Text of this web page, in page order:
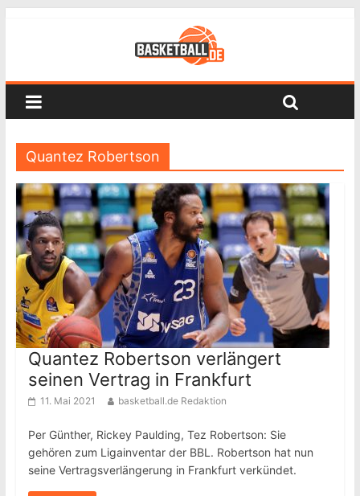
Quantez Robertson
Quantez Robertson verlängert
seinen Vertrag in Frankfurt
11. Mai 2021 basketball.de Redaktion
Per Günther, Rickey Paulding, Tez Robertson: Sie
gehören zum Ligainventar der BBL. Robertson hat nun
seine Vertragsverlängerung in Frankfurt verkündet.